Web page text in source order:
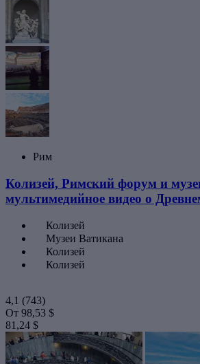
Рим
Колизей, Римский форум и
мультимедийное видео о
Колизей
Музеи Ватикана
Колизей
Колизей
4,1 (743)
От 98,53 $
81,24 $